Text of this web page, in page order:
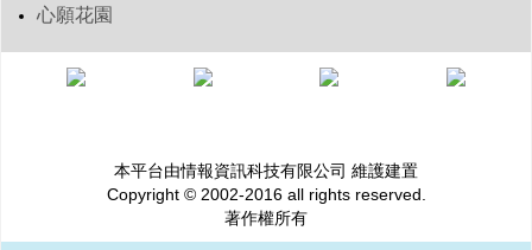
心願花園
本平台由情報資訊科技有限公司 維護建置
Copyright © 2002-2016 all rights reserved.
著作權所有